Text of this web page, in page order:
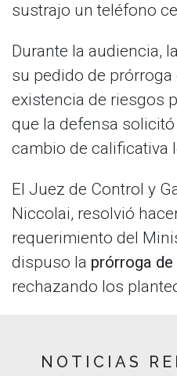
sustrajo un teléfono
Durante la audiencia,
su pedido de prórroga
existencia de riesgos
que la defensa
cambio de calificativa
El Juez de Control y
Niccolai, resolvió
requerimiento del
dispuso la prórroga
rechazando los
NOTICIAS